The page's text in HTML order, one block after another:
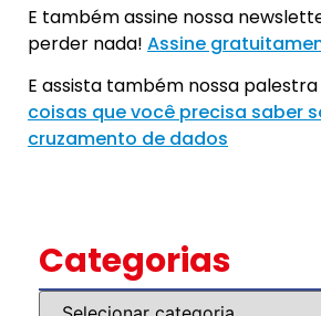
E também assine nossa
perder nada! Assine
E assista também nossa palestra
coisas que você precisa saber
cruzamento de dados
Categorias